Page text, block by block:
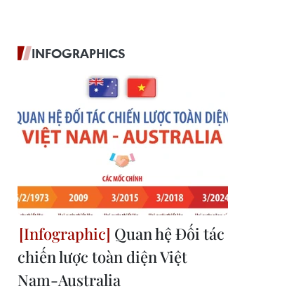
INFOGRAPHICS
Quan hệ Đối tác
chiến lược toàn diện Việt
Nam-Australia